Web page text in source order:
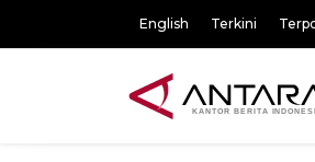
English Terkini